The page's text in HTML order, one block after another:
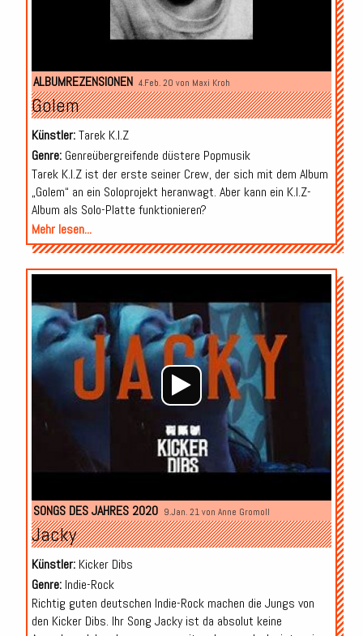
ALBUMREZENSIONEN 4.Feb. 20 von Maxi Kroh
Golem
Künstler:Tarek K.I.Z
Genre:Genreübergreifende düstere Popmusik
Tarek K.I.Z ist der erste seiner Crew, der sich mit dem Album
„Golem“ an ein Soloprojekt heranwagt. Aber kann ein K.I.Z-
Album als Solo-Platte funktionieren?
Mehr lesen...
Audio-
Player
SONGS DES JAHRES 2020 9.Jan. 21 von Anne Gromoll
Jacky
Künstler:Kicker Dibs
Genre:Indie-Rock
Richtig guten deutschen Indie-Rock machen die Jungs von
den Kicker Dibs. Ihr Song Jacky ist da absolut keine